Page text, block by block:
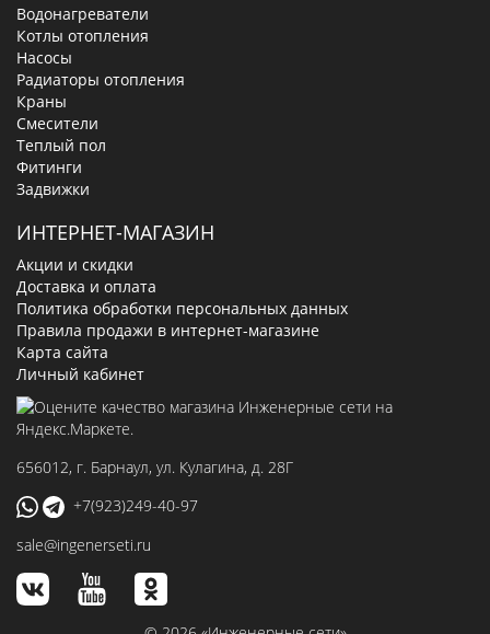
Водонагреватели
Котлы отопления
Насосы
Радиаторы отопления
Краны
Смесители
Теплый пол
Фитинги
Задвижки
ИНТЕРНЕТ-МАГАЗИН
Акции и скидки
Доставка и оплата
Политика обработки персональных данных
Правила продажи в интернет-магазине
Карта сайта
Личный кабинет
656012, г. Барнаул, ул. Кулагина, д. 28Г
+7(923)249-40-97
sale@ingenerseti.ru